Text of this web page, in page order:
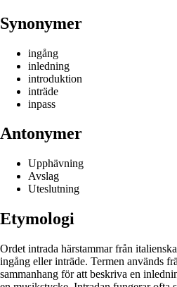
Synonymer
ingång
inledning
introduktion
inträde
inpass
Antonymer
Upphävning
Avslag
Uteslutning
Etymologi
Ordet intrada härstammar från
ingång eller inträde. Termen används
sammanhang för att beskriva en